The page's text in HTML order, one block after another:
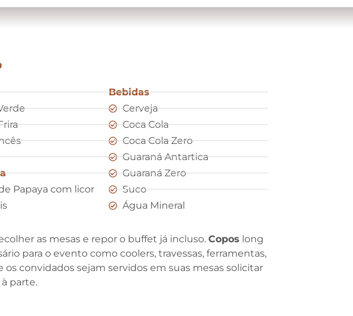
Papaya com licor
Bebidas
Cerveja
Coca Cola
Coca Cola Zero
Guaraná Antartica
Guaraná Zero
Suco
Água Mineral
as mesas e repor o buffet já incluso. Copos long
para o evento como coolers, travessas, ferramentas,
convidados sejam servidos em suas mesas solicitar
parte.